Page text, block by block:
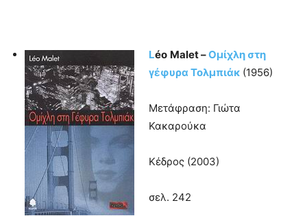
Léo Malet–Ομίχλη στη
γέφυρα Τολμπιάκ (1956)
Μετάφραση: Γιώτα
Κακαρούκα
Κέδρος (2003)
σελ. 242